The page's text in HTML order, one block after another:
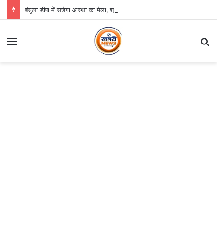
बंसुला डीपा में सजेगा आस्था का मेला, श्री जगन्नाथ झूलन रथयात्रा कल से